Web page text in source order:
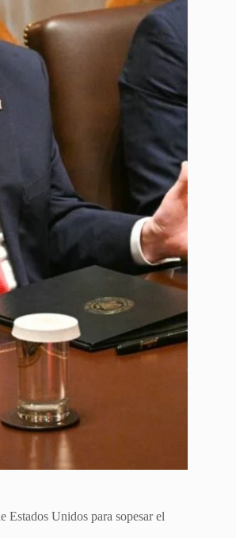
Estados Unidos para sopesar el